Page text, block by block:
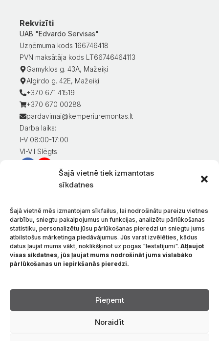
Šajā vietnē tiek izmantotas
sīkdatnes
Šajā vietnē mēs izmantojam sīkfailus, lai nodrošinātu pareizu vietnes
darbību, sniegtu pakalpojumus un funkcijas, analizētu pārlūkošanas
statistiku, personalizētu jūsu pārlūkošanas pieredzi un sniegtu jums
atbilstošus mārketinga piedāvājumus. Jūs varat izvēlēties, kādus
datus ļaujat mums vākt, noklikšķinot uz pogas "Iestatījumi". Atļaujot
visas sīkdatnes, jūs ļaujat mums nodrošināt jums vislabāko
pārlūkošanas un iepirkšanās pieredzi.
Pieņemt
Noraidīt
Rekvizīti
UAB "Edvardo Servisas"
Uzņēmuma kods 166746418
PVN maksātāja kods LT66746464113
Gamyklos g. 43A, Mažeiķi
Algirdo g. 42E, Mažeiķi
+370 671 41519
+370 670 00288
pardavimai@kemperiuremontas.lt
Darba laiks:
I-V 08:00-17:00
VI-VII Slēgts
Informācija klientiem
Preču piegāde
Preču atgriešana
Nosacījumi un noteikumi
Konfidencialitātes politika
Par mums
Valoda